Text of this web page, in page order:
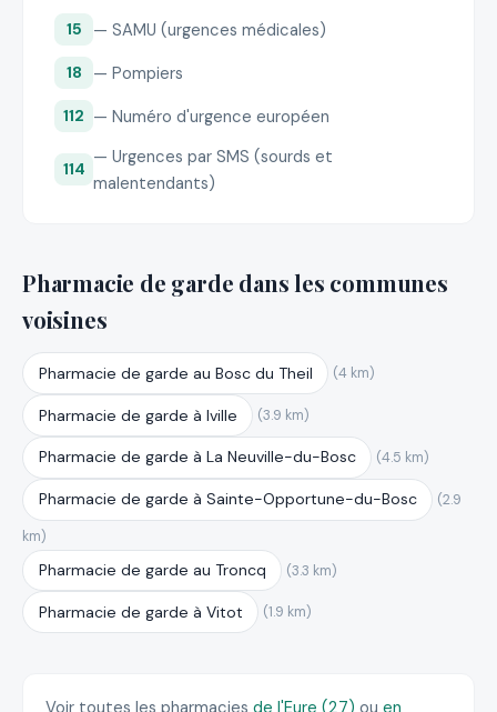
15 — SAMU (urgences médicales)
18 — Pompiers
112 — Numéro d'urgence européen
114
— Urgences par SMS (sourds et
malentendants)
Pharmacie de garde dans les communes
voisines
Pharmacie de garde au Bosc du Theil (4 km)
Pharmacie de garde à Iville (3.9 km)
Pharmacie de garde à La Neuville-du-Bosc (4.5 km)
Pharmacie de garde à Sainte-Opportune-du-Bosc (2.9
km)
Pharmacie de garde au Troncq (3.3 km)
Pharmacie de garde à Vitot (1.9 km)
Voir toutes les pharmacies de l'Eure (27) ou en